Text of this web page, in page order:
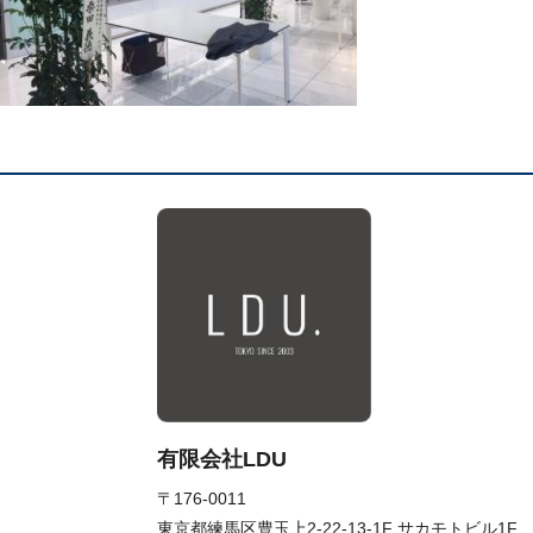
有限会社LDU
〒176-0011
東京都練馬区豊玉上2-22-13-1F サカモトビル1F